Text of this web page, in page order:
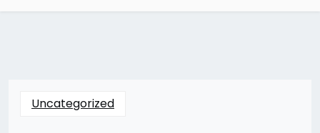
Uncategorized